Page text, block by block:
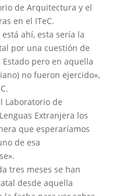
de Arquitectura y el
en el ITeC.
ahí, esta sería la
por una cuestión de
pero en aquella
no fueron ejercido»,
Laboratorio de
Extranjera los
que esperaríamos
de esa
tres meses se han
desde aquella